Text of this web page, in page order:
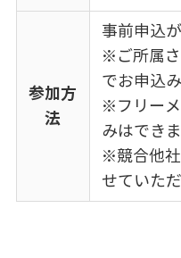
参加方
法
事前申込
※ご所属
でお申込
※フリー
みはできま
※競合他
せていた